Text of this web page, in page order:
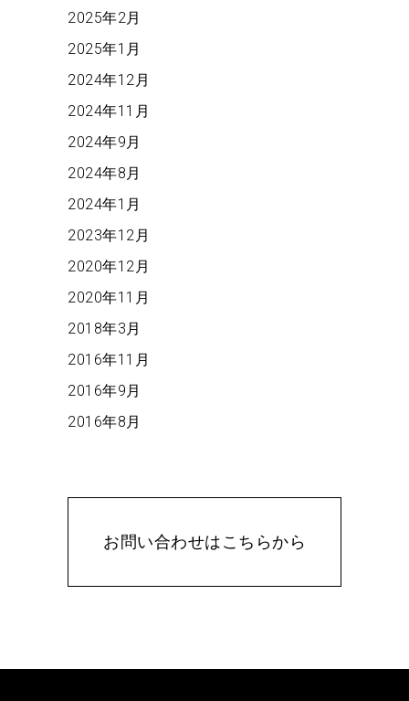
2025年2月
2025年1月
2024年12月
2024年11月
2024年9月
2024年8月
2024年1月
2023年12月
2020年12月
2020年11月
2018年3月
2016年11月
2016年9月
2016年8月
お問い合わせはこちらから